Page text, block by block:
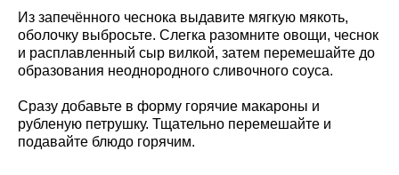
Из запечённого чеснока выдавите мягкую мякоть,
оболочку выбросьте. Слегка разомните овощи, чеснок
и расплавленный сыр вилкой, затем перемешайте до
образования неоднородного сливочного соуса.
Сразу добавьте в форму горячие макароны и
рубленую петрушку. Тщательно перемешайте и
подавайте блюдо горячим.